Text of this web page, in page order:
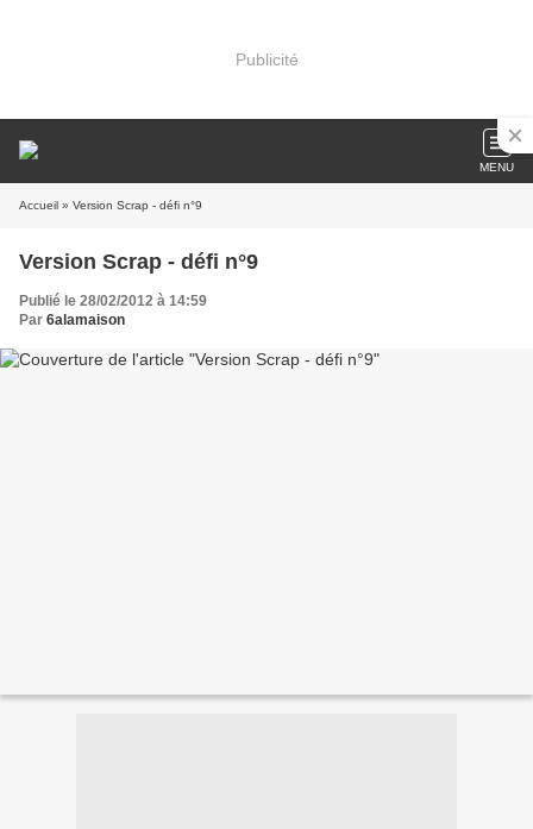
Publicité
MENU
Accueil » Version Scrap - défi n°9
Version Scrap - défi n°9
Publié le 28/02/2012 à 14:59
Par 6alamaison